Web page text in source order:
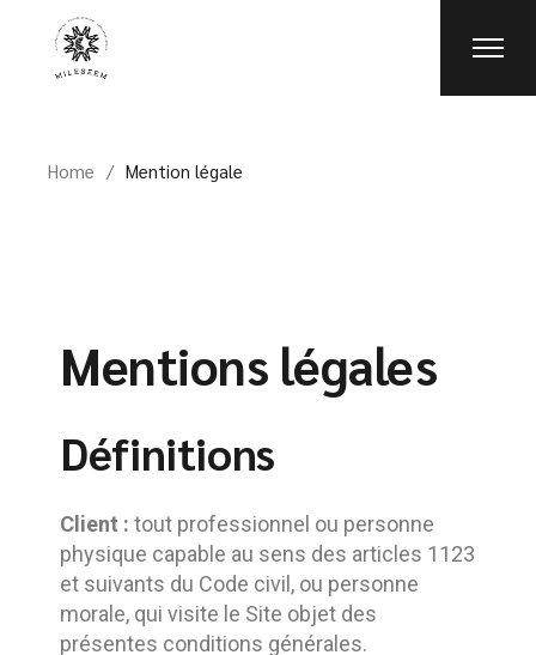
Home Mention légale
Mentions légales
Définitions
Client : tout professionnel ou personne
physique capable au sens des articles 1123
et suivants du Code civil, ou personne
morale, qui visite le Site objet des
présentes conditions générales.